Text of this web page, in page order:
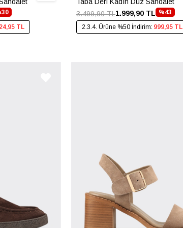
TL
%43
1.999,90 TL
3.499,90 TL
2.3.4. Ürüne %50 İndirim: 999,95 TL